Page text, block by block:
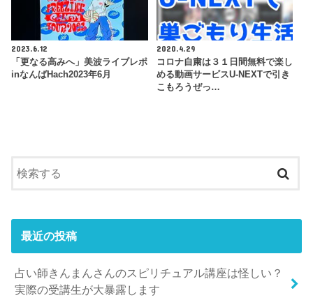
2023.6.12
「更なる高みへ」美波ライブレポ
inなんばHach2023年6月
2020.4.29
コロナ自粛は３１日間無料で楽し
める動画サービスU-NEXTで引き
こもろうぜっ…
最近の投稿
占い師きんまんさんのスピリチュアル講座は怪しい？
実際の受講生が大暴露します